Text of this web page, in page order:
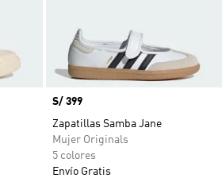
Precio
S/ 399
Zapatillas Samba Jane
Mujer Originals
5 colores
Envío Gratis